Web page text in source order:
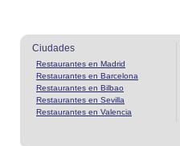
Ciudades
Restaurantes en Madrid
Restaurantes en Barcelona
Restaurantes en Bilbao
Restaurantes en Sevilla
Restaurantes en Valencia